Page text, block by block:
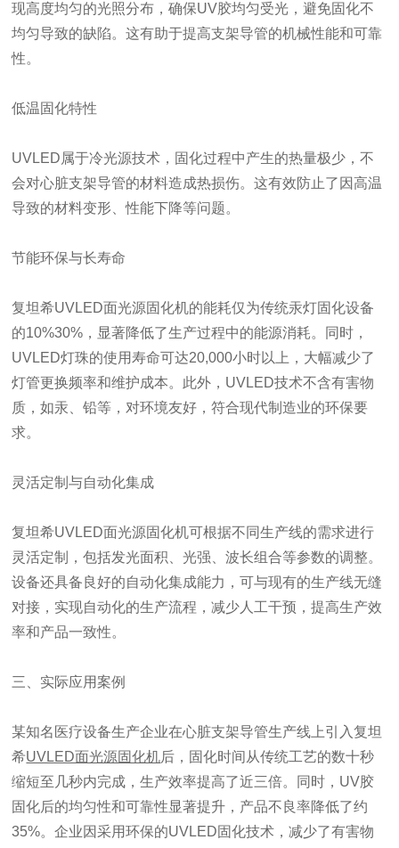
现高度均匀的光照分布，确保UV胶均匀受光，避免固化不
均匀导致的缺陷。这有助于提高支架导管的机械性能和可靠
性。
低温固化特性
UVLED属于冷光源技术，固化过程中产生的热量极少，不
会对心脏支架导管的材料造成热损伤。这有效防止了因高温
导致的材料变形、性能下降等问题。
节能环保与长寿命
复坦希UVLED面光源固化机的能耗仅为传统汞灯固化设备
的10%30%，显著降低了生产过程中的能源消耗。同时，
UVLED灯珠的使用寿命可达20,000小时以上，大幅减少了
灯管更换频率和维护成本。此外，UVLED技术不含有害物
质，如汞、铅等，对环境友好，符合现代制造业的环保要
求。
灵活定制与自动化集成
复坦希UVLED面光源固化机可根据不同生产线的需求进行
灵活定制，包括发光面积、光强、波长组合等参数的调整。
设备还具备良好的自动化集成能力，可与现有的生产线无缝
对接，实现自动化的生产流程，减少人工干预，提高生产效
率和产品一致性。
三、实际应用案例
某知名医疗设备生产企业在心脏支架导管生产线上引入复坦
希UVLED面光源固化机后，固化时间从传统工艺的数十秒
缩短至几秒内完成，生产效率提高了近三倍。同时，UV胶
固化后的均匀性和可靠性显著提升，产品不良率降低了约
35%。企业因采用环保的UVLED固化技术，减少了有害物